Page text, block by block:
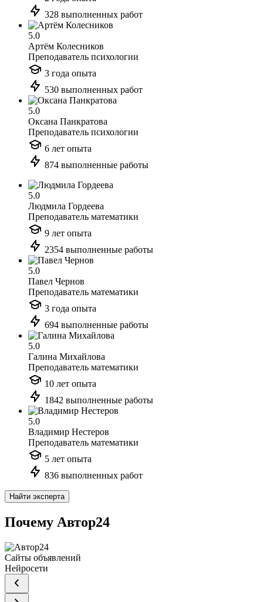
328 выполненных работ
5.0
Артём Колесников
Преподаватель психологии
3 года опыта
530 выполненных работ
5.0
Оксана Панкратова
Преподаватель психологии
6 лет опыта
874 выполненные работы
5.0
Людмила Гордеева
Преподаватель математики
9 лет опыта
2354 выполненные работы
5.0
Павел Чернов
Преподаватель математики
3 года опыта
694 выполненные работы
5.0
Галина Михайлова
Преподаватель математики
10 лет опыта
1842 выполненные работы
5.0
Владимир Нестеров
Преподаватель математики
5 лет опыта
836 выполненных работ
Найти эксперта
Почему Автор24
Сайты объявлений
Нейросети